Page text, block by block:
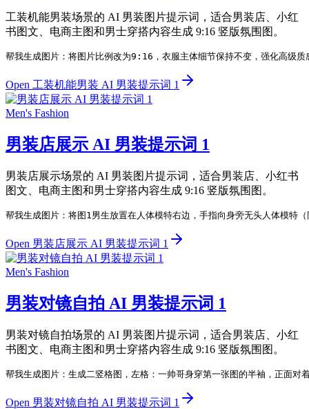
工装机能男装场景的 AI 男装图片提示词，适合男装店、小红
书图文、电商主图和男士穿搭内容生成 9:16 竖版氛围图。
帮我生成图片：将图片比例改为9:16，衣服主体细节保持不变，强化高级
Open 工装机能男装 AI 男装提示词 1
Men's Fashion
男装店展示 AI 男装提示词 1
男装店展示场景的 AI 男装图片提示词，适合男装店、小红书
图文、电商主图和男士穿搭内容生成 9:16 竖版氛围图。
帮我生成图片：将图1男生放置在人体模特右边，手指向身旁无头人体模特
Open 男装店展示 AI 男装提示词 1
Men's Fashion
男装对镜自拍 AI 男装提示词 1
男装对镜自拍场景的 AI 男装图片提示词，适合男装店、小红
书图文、电商主图和男士穿搭内容生成 9:16 竖版氛围图。
帮我生成图片：生成二竖格图，左格：一帅哥身穿第一张图的半袖，正面
Open 男装对镜自拍 AI 男装提示词 1